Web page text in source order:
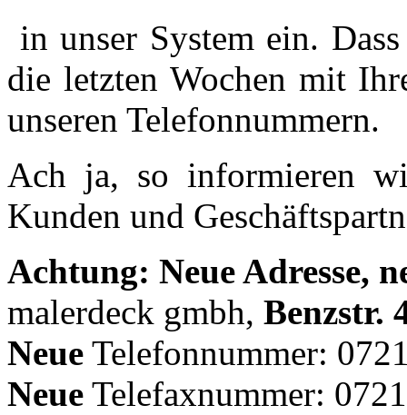
in unser System ein.
die letzten Wochen mit
unseren Telefonnummern.
Ach ja, so informieren
Kunden und
Achtung: Neue Adresse,
malerdeck gmbh, Benzstr.
Neue Telefonnummer:
Neue Telefaxnummer: